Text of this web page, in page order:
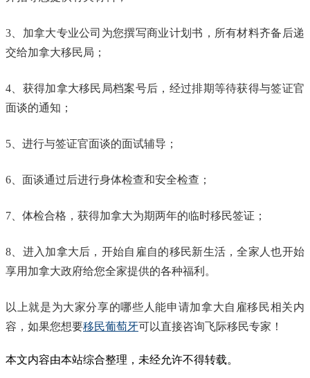
3、加拿大专业公司为您撰写商业计划书，所有材料齐备后递
交给加拿大移民局；
4、获得加拿大移民局档案号后，经过排期等待获得与签证官
面谈的通知；
5、进行与签证官面谈的面试辅导；
6、面谈通过后进行身体检查和安全检查；
7、体检合格，获得加拿大为期两年的临时移民签证；
8、进入加拿大后，开始自雇自的移民新生活，全家人也开始
享用加拿大政府给您全家提供的各种福利。
以上就是为大家分享的哪些人能申请加拿大自雇移民相关内
容，如果您想要移民葡萄牙可以直接咨询飞际移民专家！
本文内容由本站综合整理，未经允许不得转载。